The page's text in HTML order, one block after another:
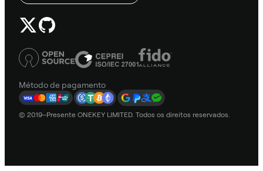
Método de pagamento
© 2019–Presente ONEKEY LIMITED. Todos os direitos reservados.